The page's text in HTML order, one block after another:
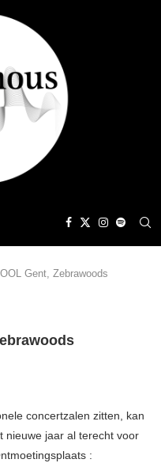
Gent, Zebrawoods
concertzalen zitten, kan
nieuwe jaar al terecht voor
: